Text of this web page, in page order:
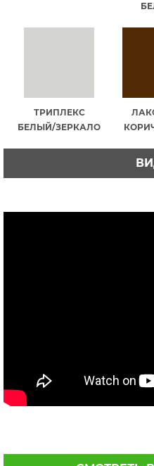
ТРИПЛЕКС
БЕЛЫЙ/ЗЕРКАЛО